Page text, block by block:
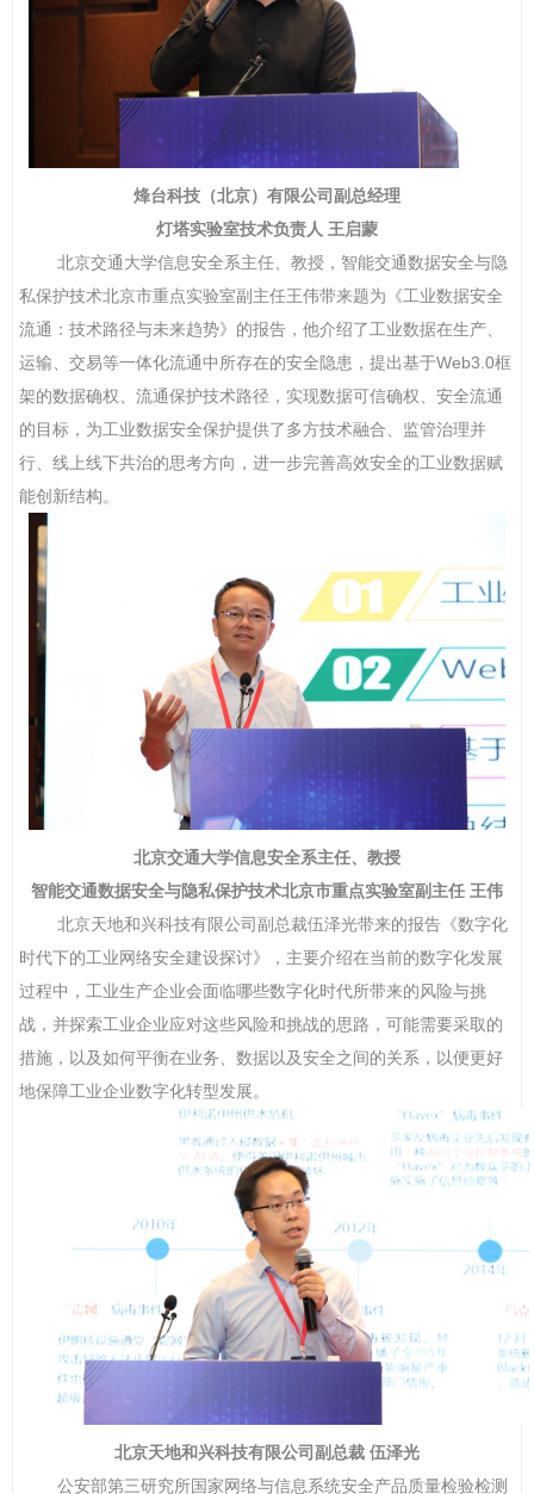
烽台科技（北京）有限公司副总经理
灯塔实验室技术负责人 王启蒙
北京交通大学信息安全系主任、教授，智能交通数据安全与隐
私保护技术北京市重点实验室副主任王伟带来题为《工业数据安全
流通：技术路径与未来趋势》的报告，他介绍了工业数据在生产、
运输、交易等一体化流通中所存在的安全隐患，提出基于Web3.0框
架的数据确权、流通保护技术路径，实现数据可信确权、安全流通
的目标 ， 为工业数据安全保护提供了多方技术融合、监管治理并
行、线上线下共治的思考方向，进一步完善高效安全的工业数据赋
能创新结构。
北京交通大学信息安全系主任、教授
智能交通数据安全与隐私保护技术北京市重点实验室副主任 王伟
北京天地和兴科技有限公司副总裁伍泽光带来的报告《数字化
时代下的工业网络安全建设探讨》，主要介绍在当前的数字化发展
过程中，工业生产企业会面临哪些数字化时代所带来的风险与挑
战，并探索工业企业应对这些风险和挑战的思路，可能需要采取的
措施，以及如何平衡在业务、数据以及安全之间的关系，以便更好
地保障工业企业数字化转型发展。
北京天地和兴科技有限公司副总裁 伍泽光
公安部第三研究所国家网络与信息系统安全产品质量检验检测